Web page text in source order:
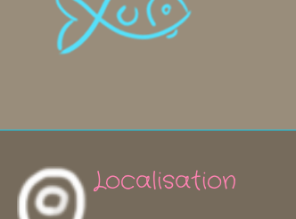
Localisation